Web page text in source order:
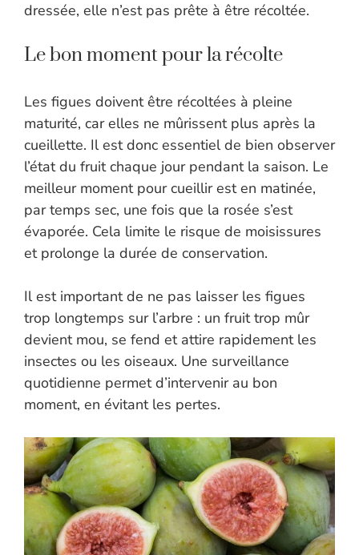
dressée, elle n’est pas prête à être récoltée.
Le bon moment pour la récolte
Les figues doivent être récoltées à pleine
maturité, car elles ne mûrissent plus après la
cueillette. Il est donc essentiel de bien observer
l’état du fruit chaque jour pendant la saison. Le
meilleur moment pour cueillir est en matinée,
par temps sec, une fois que la rosée s’est
évaporée. Cela limite le risque de moisissures
et prolonge la durée de conservation.
Il est important de ne pas laisser les figues
trop longtemps sur l’arbre : un fruit trop mûr
devient mou, se fend et attire rapidement les
insectes ou les oiseaux. Une surveillance
quotidienne permet d’intervenir au bon
moment, en évitant les pertes.